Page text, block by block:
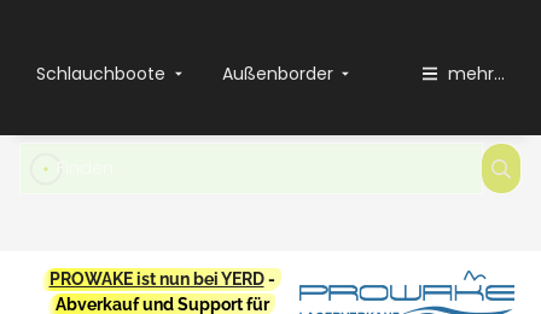
Schlauchboote Außenborder mehr...
PROWAKE ist nun bei YERD-
Abverkauf und Support für